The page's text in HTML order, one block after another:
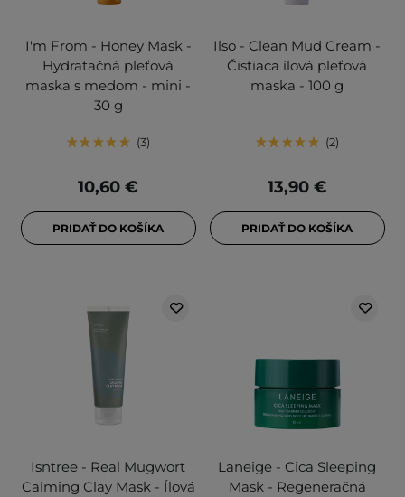
I'm From - Honey Mask -
Hydratačná pleťová
maska s medom - mini -
30 g
3
10,60 €
PRIDAŤ DO KOŠÍKA
Ilso - Clean Mud Cream -
Čistiaca ílová pleťová
maska - 100 g
2
13,90 €
PRIDAŤ DO KOŠÍKA
Isntree - Real Mugwort
Calming Clay Mask - Ílová
Laneige - Cica Sleeping
Mask - Regeneračná